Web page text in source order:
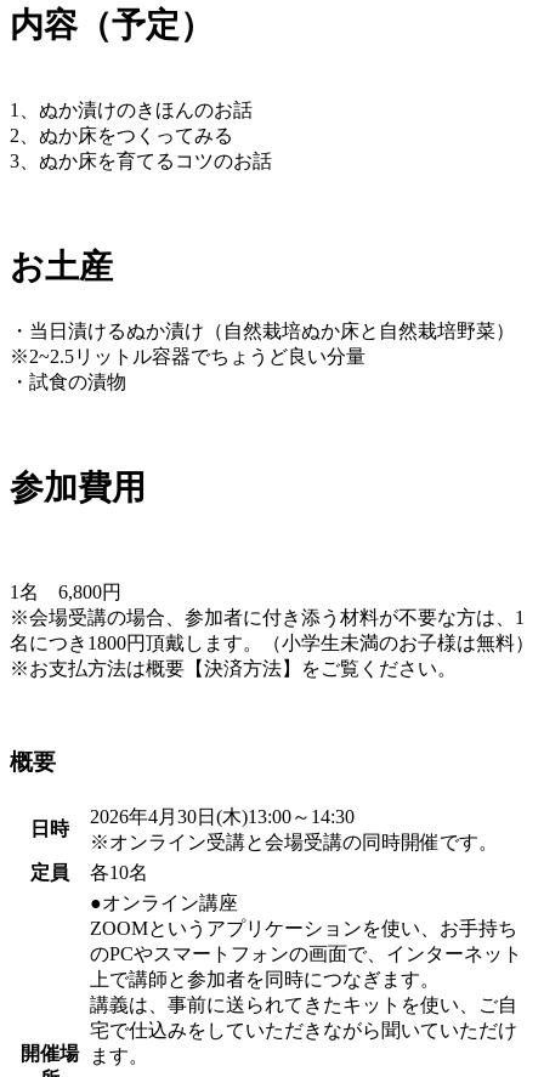
内容（予定）
1、ぬか漬けのきほんのお話
2、ぬか床をつくってみる
3、ぬか床を育てるコツのお話
お土産
・当日漬けるぬか漬け（自然栽培ぬか床と自然栽培野菜）
※2~2.5リットル容器でちょうど良い分量
・試食の漬物
参加費用
1名 6,800円
※会場受講の場合、参加者に付き添う材料が不要な方は、1
名につき1800円頂戴します。（小学生未満のお子様は無料）
※お支払方法は概要【決済方法】をご覧ください。
概要
日時
2026年4月30日(木)13:00～14:30
※オンライン受講と会場受講の同時開催です。
定員
各10名
開催場
●オンライン講座
ZOOMというアプリケーションを使い、お手持ち
のPCやスマートフォンの画面で、インターネット
上で講師と参加者を同時につなぎます。
講義は、事前に送られてきたキットを使い、ご自
宅で仕込みをしていただきながら聞いていただけ
ます。